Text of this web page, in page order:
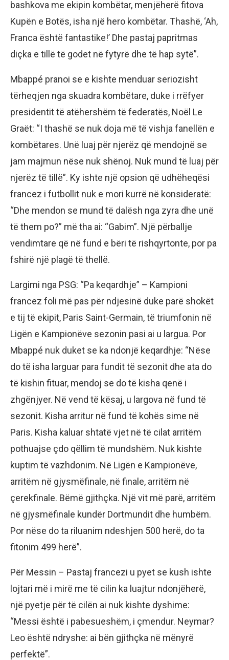
bashkova me ekipin kombëtar, menjëherë fitova
Kupën e Botës, isha një hero kombëtar. Thashë, ‘Ah,
Franca është fantastike!’ Dhe pastaj papritmas
diçka e tillë të godet në fytyrë dhe të hap sytë”.
Mbappé pranoi se e kishte menduar seriozisht
tërheqjen nga skuadra kombëtare, duke i rrëfyer
presidentit të atëhershëm të federatës, Noël Le
Graët: “I thashë se nuk doja më të vishja fanellën e
kombëtares. Unë luaj për njerëz që mendojnë se
jam majmun nëse nuk shënoj. Nuk mund të luaj për
njerëz të tillë”. Ky ishte një opsion që udhëheqësi
francez i futbollit nuk e mori kurrë në konsideratë:
“Dhe mendon se mund të dalësh nga zyra dhe unë
të them po?” më tha ai: “Gabim”. Një përballje
vendimtare që në fund e bëri të rishqyrtonte, por pa
fshirë një plagë të thellë.
Largimi nga PSG: “Pa keqardhje” – Kampioni
francez foli më pas për ndjesinë duke parë shokët
e tij të ekipit, Paris Saint-Germain, të triumfonin në
Ligën e Kampionëve sezonin pasi ai u largua. Por
Mbappé nuk duket se ka ndonjë keqardhje: “Nëse
do të isha larguar para fundit të sezonit dhe ata do
të kishin fituar, mendoj se do të kisha qenë i
zhgënjyer. Në vend të kësaj, u largova në fund të
sezonit. Kisha arritur në fund të kohës sime në
Paris. Kisha kaluar shtatë vjet në të cilat arritëm
pothuajse çdo qëllim të mundshëm. Nuk kishte
kuptim të vazhdonim. Në Ligën e Kampionëve,
arritëm në gjysmëfinale, në finale, arritëm në
çerekfinale. Bëmë gjithçka. Një vit më parë, arritëm
në gjysmëfinale kundër Dortmundit dhe humbëm.
Por nëse do ta riluanim ndeshjen 500 herë, do ta
fitonim 499 herë”.
Për Messin – Pastaj francezi u pyet se kush ishte
lojtari më i mirë me të cilin ka luajtur ndonjëherë,
një pyetje për të cilën ai nuk kishte dyshime:
“Messi është i pabesueshëm, i çmendur. Neymar?
Leo është ndryshe: ai bën gjithçka në mënyrë
perfektë”.